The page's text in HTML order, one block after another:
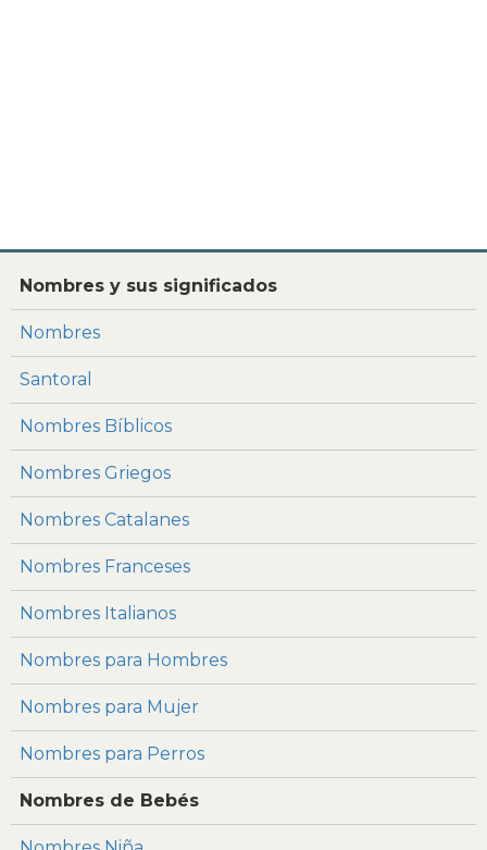
Nombres y sus significados
Nombres
Santoral
Nombres Bíblicos
Nombres Griegos
Nombres Catalanes
Nombres Franceses
Nombres Italianos
Nombres para Hombres
Nombres para Mujer
Nombres para Perros
Nombres de Bebés